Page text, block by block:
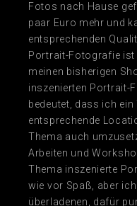
Fotos nach Hause
paar Euro mehr und
entsprechenden
Portrait-Fotografie ist
meinen bisherigen
inszenierten Portrait-
bedeutet, dass ich
entsprechende
Thema auch
Arbeiten und
Thema inszenierte
wie vor Spaß, aber
überladenen, dafür